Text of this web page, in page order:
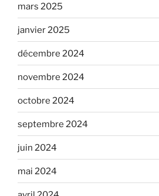
mars 2025
janvier 2025
décembre 2024
novembre 2024
octobre 2024
septembre 2024
juin 2024
mai 2024